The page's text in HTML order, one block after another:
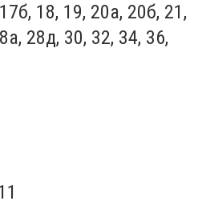
18, 19, 20а, 20б, 21,
28д, 30, 32, 34, 36,